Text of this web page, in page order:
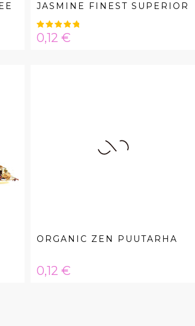
JASMINE FINEST SUPERIOR
Hinta
0,12 €
ORGANIC ZEN PUUTARHA
Hinta
0,12 €